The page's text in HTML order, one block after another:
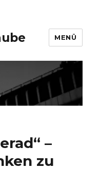
MENÜ
–
zu